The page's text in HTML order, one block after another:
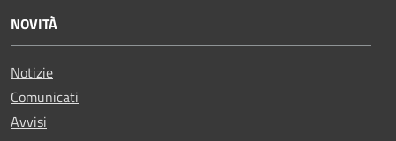
NOVITÀ
Notizie
Comunicati
Avvisi